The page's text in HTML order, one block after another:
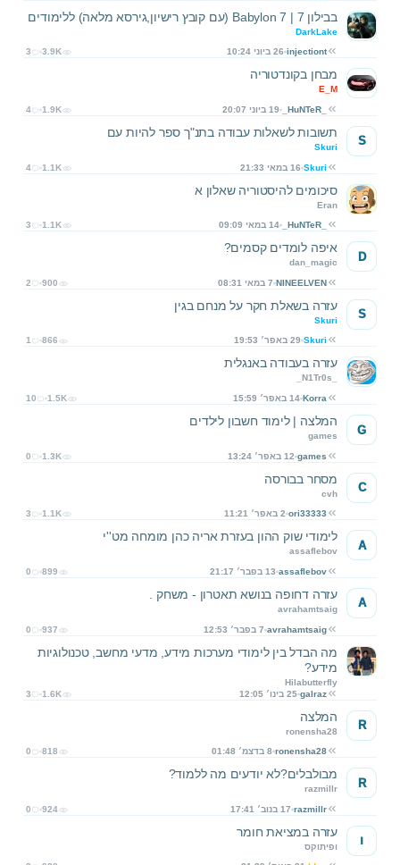
בבילון 7 | Babylon 7 (עם קובץ רישיון,גירסא מלאה) ללימודים
DarkLake
injectiont 26 ביוני 10:24 3 3.9K
מבחן בקונדטוריה
E_M
_HuNTeR_ 19 ביוני 20:07 4 1.9K
תשובות לשאלות עבודה בתנ"ך ספר להיות עם
Skuri
Skuri 16 במאי 21:33 4 1.1K
S
סיכומים להיסטוריה שאלון א
Eran
_HuNTeR_ 14 במאי 09:09 3 1.1K
איפה לומדים קסמים?
dan_magic
NINEELVEN 7 במאי 08:31 2 900
D
עזרה בשאלת חקר על מנחם בגין
Skuri
Skuri 29 באפר׳ 19:53 1 866
S
עזרה בעבודה באנגלית
_N1Tr0s_
Korra 14 באפר׳ 15:59 10 1.5K
המלצה | לימוד חשבון לילדים
games
games 12 באפר׳ 13:24 0 1.3K
G
מסחר בבורסה
cvh
ori33333 2 באפר׳ 11:21 3 1.1K
C
לימודי שוק ההון בעזרת אריה כהן מומחה מט''י
assaflebov
assaflebov 13 בפבר׳ 21:17 0 899
A
עזרה דחופה בנושא תאטרון - משחק .
avrahamtsaig
avrahamtsaig 7 בפבר׳ 12:53 0 937
A
מה הבדל בין לימודי מערכות מידע, מדעי מחשב, טכנולוגיות
מידע?
Hilabutterfly
galraz 25 בינו׳ 12:05 3 1.6K
המלצה
ronensha28
ronensha28 8 בדצמ׳ 01:48 0 818
R
מבולבלים?לא יודעים מה ללמוד?
razmillr
razmillr 17 בנוב׳ 17:41 0 924
R
עזרה במציאת חומר
ופיתוקס ו